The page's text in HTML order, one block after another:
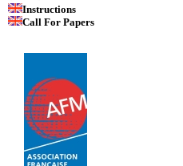
Instructions
Call For Papers